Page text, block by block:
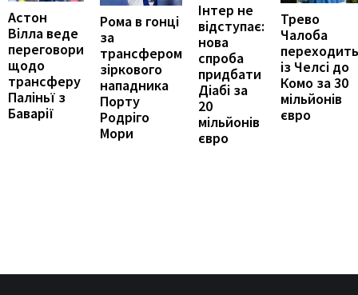
Астон
Вілла веде
переговори
щодо
трансферу
Паліньї з
Баварії
Рома в гонці
за
трансфером
зіркового
нападника
Порту
Родріго
Мори
Інтер не
відступає:
нова
спроба
придбати
Діабі за
20
мільйонів
євро
Трево
Чалоба
переходить
із Челсі до
Комо за 30
мільйонів
євро